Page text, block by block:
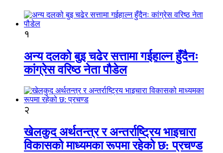
१
अन्य दलको बुइ चढेर सत्तामा गईहाल्न हुँदैनः
कांग्रेस वरिष्ठ नेता पौडेल
२
खेलकुद अर्थतन्त्र र अन्तर्राष्ट्रिय भाइचारा
विकासको माध्यमका रूपमा रहेको छ: प्रचण्ड